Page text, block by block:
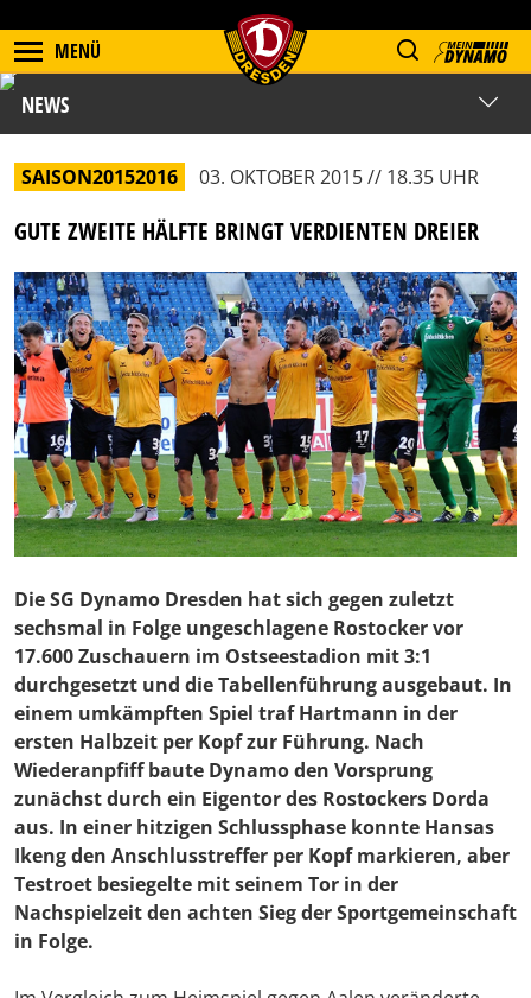
MENÜ
NEWS
SAISON20152016 03. OKTOBER 2015 // 18.35 UHR
GUTE ZWEITE HÄLFTE BRINGT VERDIENTEN DREIER
Die SG Dynamo Dresden hat sich gegen zuletzt
sechsmal in Folge ungeschlagene Rostocker vor
17.600 Zuschauern im Ostseestadion mit 3:1
durchgesetzt und die Tabellenführung ausgebaut. In
einem umkämpften Spiel traf Hartmann in der
ersten Halbzeit per Kopf zur Führung. Nach
Wiederanpfiff baute Dynamo den Vorsprung
zunächst durch ein Eigentor des Rostockers Dorda
aus. In einer hitzigen Schlussphase konnte Hansas
Ikeng den Anschlusstreffer per Kopf markieren, aber
Testroet besiegelte mit seinem Tor in der
Nachspielzeit den achten Sieg der Sportgemeinschaft
in Folge.